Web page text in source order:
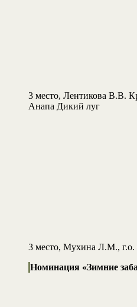
3 место, Лентикова В.В.
Анапа Дикий луг
3 место, Мухина Л.М., г.о.
Номинация «Зимние